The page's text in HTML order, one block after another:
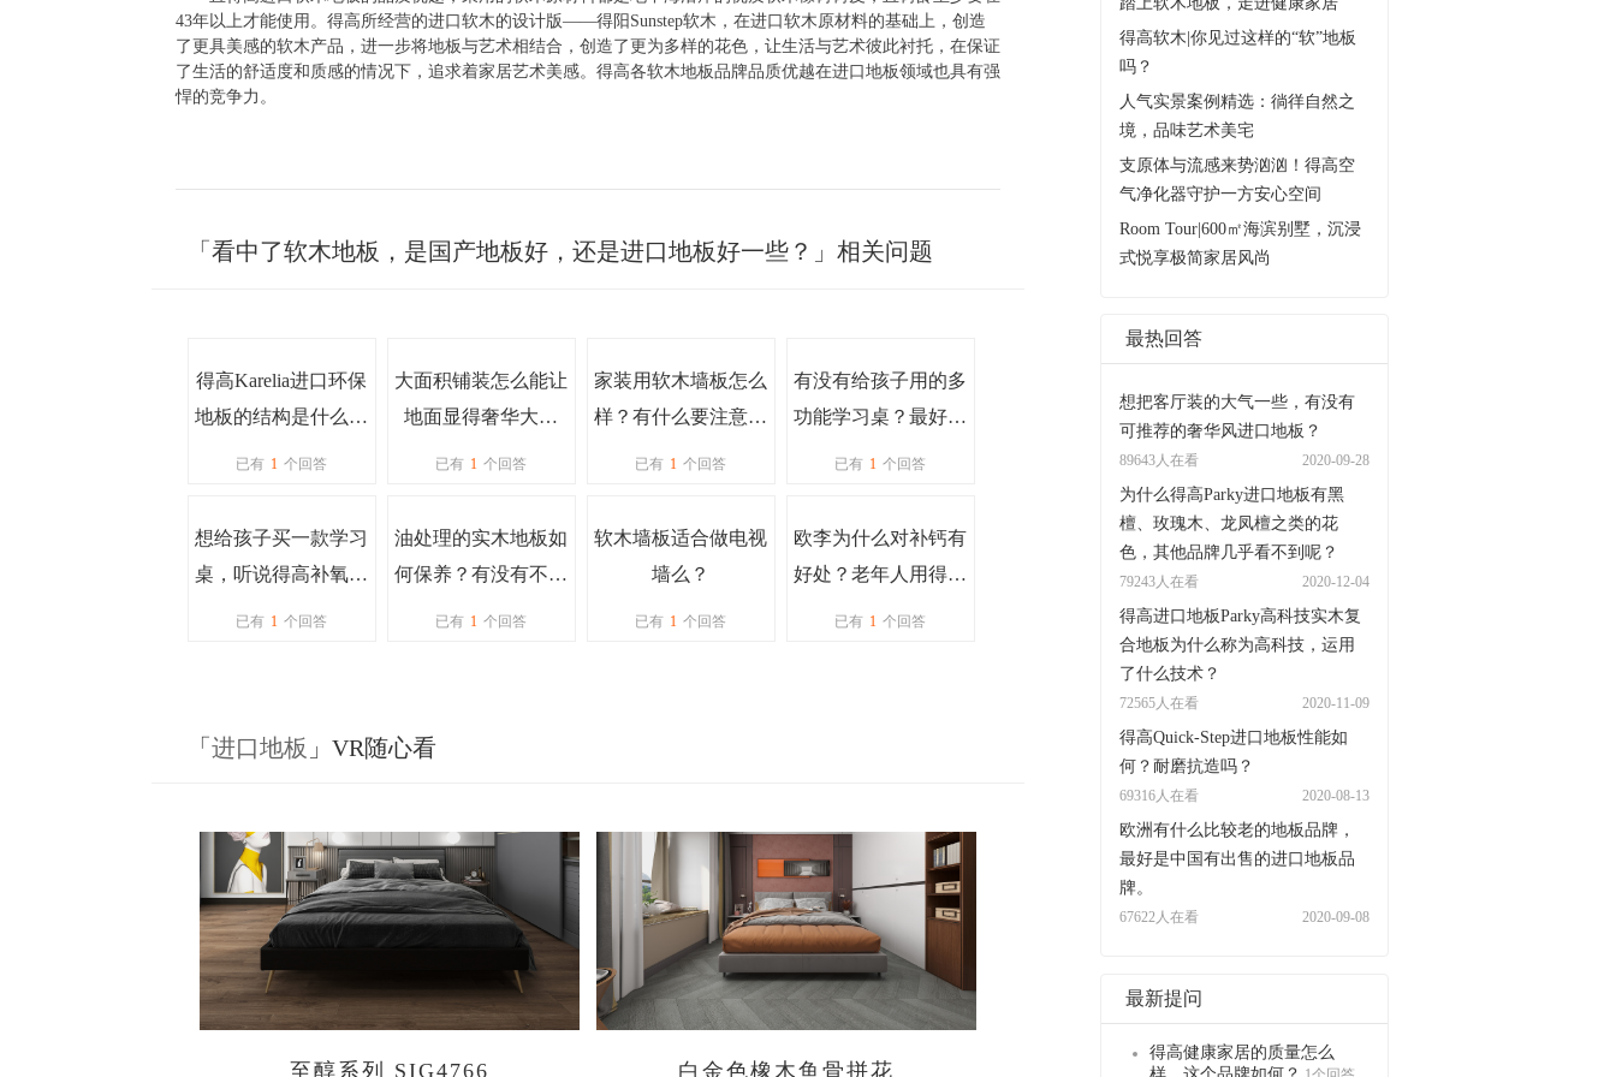
43年以上才能使用。得高所经营的进口软木的设计版——得阳 Sunstep软木，在进口软木原材料的基础上，创造
了更具美感的软木产品，进一步将地板与艺术相结合，创造了更为多样的花色，让生活与艺术彼此衬托，在保证
了生活的舒适度和质感的情况下，追求着家居艺术美感。得高各软木地板品牌品质优越在进口地板领域也具有强
悍的竞争力。
「看中了软木地板，是国产地板好，还是进口地板好一些？」相关问题
得高Karelia进口环保
地板的结构是什么样
的？
已有 1 个回答
大面积铺装怎么能让
地面显得奢华大气
呢？
已有 1 个回答
家装用软木墙板怎么
样？有什么要注意的
没？
已有 1 个回答
有没有给孩子用的多
功能学习桌？最好是
能促进学习、大脑发
已有 1 个回答
想给孩子买一款学习
桌，听说得高补氧学
习桌效果还不错，有
已有 1 个回答
油处理的实木地板如
何保养？有没有不太
需要保养的？
已有 1 个回答
软木墙板适合做电视
墙么？
已有 1 个回答
欧李为什么对补钙有
好处？老年人用得高
欧李粉可以促进吸收
已有 1 个回答
「 进口地板 」VR随心看
至醇系列 SIG4766 白金色橡木鱼骨拼花
得高软木|你见过这样的“软”地板
吗？
人气实景案例精选：徜徉自然之
境，品味艺术美宅
支原体与流感来势汹汹！得高空
气净化器守护一方安心空间
Room Tour|600㎡海滨别墅，沉浸
式悦享极简家居风尚
最热回答
想把客厅装的大气一些，有没有
可推荐的奢华风进口地板？
89643人在看 2020-09-28
为什么得高Parky进口地板有黑
檀、玫瑰木、龙凤檀之类的花
色，其他品牌几乎看不到呢？
79243人在看 2020-12-04
得高进口地板Parky高科技实木复
合地板为什么称为高科技，运用
了什么技术？
72565人在看 2020-11-09
得高Quick-Step进口地板性能如
何？耐磨抗造吗？
69316人在看 2020-08-13
欧洲有什么比较老的地板品牌，
最好是中国有出售的进口地板品
牌。
67622人在看 2020-09-08
最新提问
得高健康家居的质量怎么